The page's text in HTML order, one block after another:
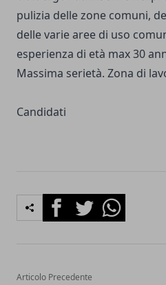
pulizia delle zone comuni,
delle varie aree di uso
esperienza di età max 30
Massima serietà. Zona di
Candidati
FacebookTwitterWhatsapp
Articolo Precedente